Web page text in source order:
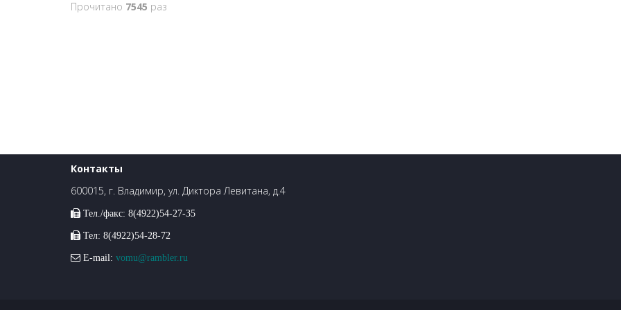
Прочитано 7545 раз
Контакты
600015, г. Владимир, ул. Диктора Левитана, д.4
Тел./факс: 8(4922)54-27-35
Тел: 8(4922)54-28-72
E-mail: vomu@rambler.ru